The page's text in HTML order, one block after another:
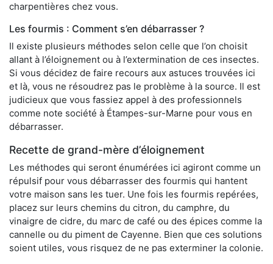
charpentières chez vous.
Les fourmis : Comment s’en débarrasser ?
Il existe plusieurs méthodes selon celle que l’on choisit
allant à l’éloignement ou à l’extermination de ces insectes.
Si vous décidez de faire recours aux astuces trouvées ici
et là, vous ne résoudrez pas le problème à la source. Il est
judicieux que vous fassiez appel à des professionnels
comme note société à Étampes-sur-Marne pour vous en
débarrasser.
Recette de grand-mère d’éloignement
Les méthodes qui seront énumérées ici agiront comme un
répulsif pour vous débarrasser des fourmis qui hantent
votre maison sans les tuer. Une fois les fourmis repérées,
placez sur leurs chemins du citron, du camphre, du
vinaigre de cidre, du marc de café ou des épices comme la
cannelle ou du piment de Cayenne. Bien que ces solutions
soient utiles, vous risquez de ne pas exterminer la colonie.